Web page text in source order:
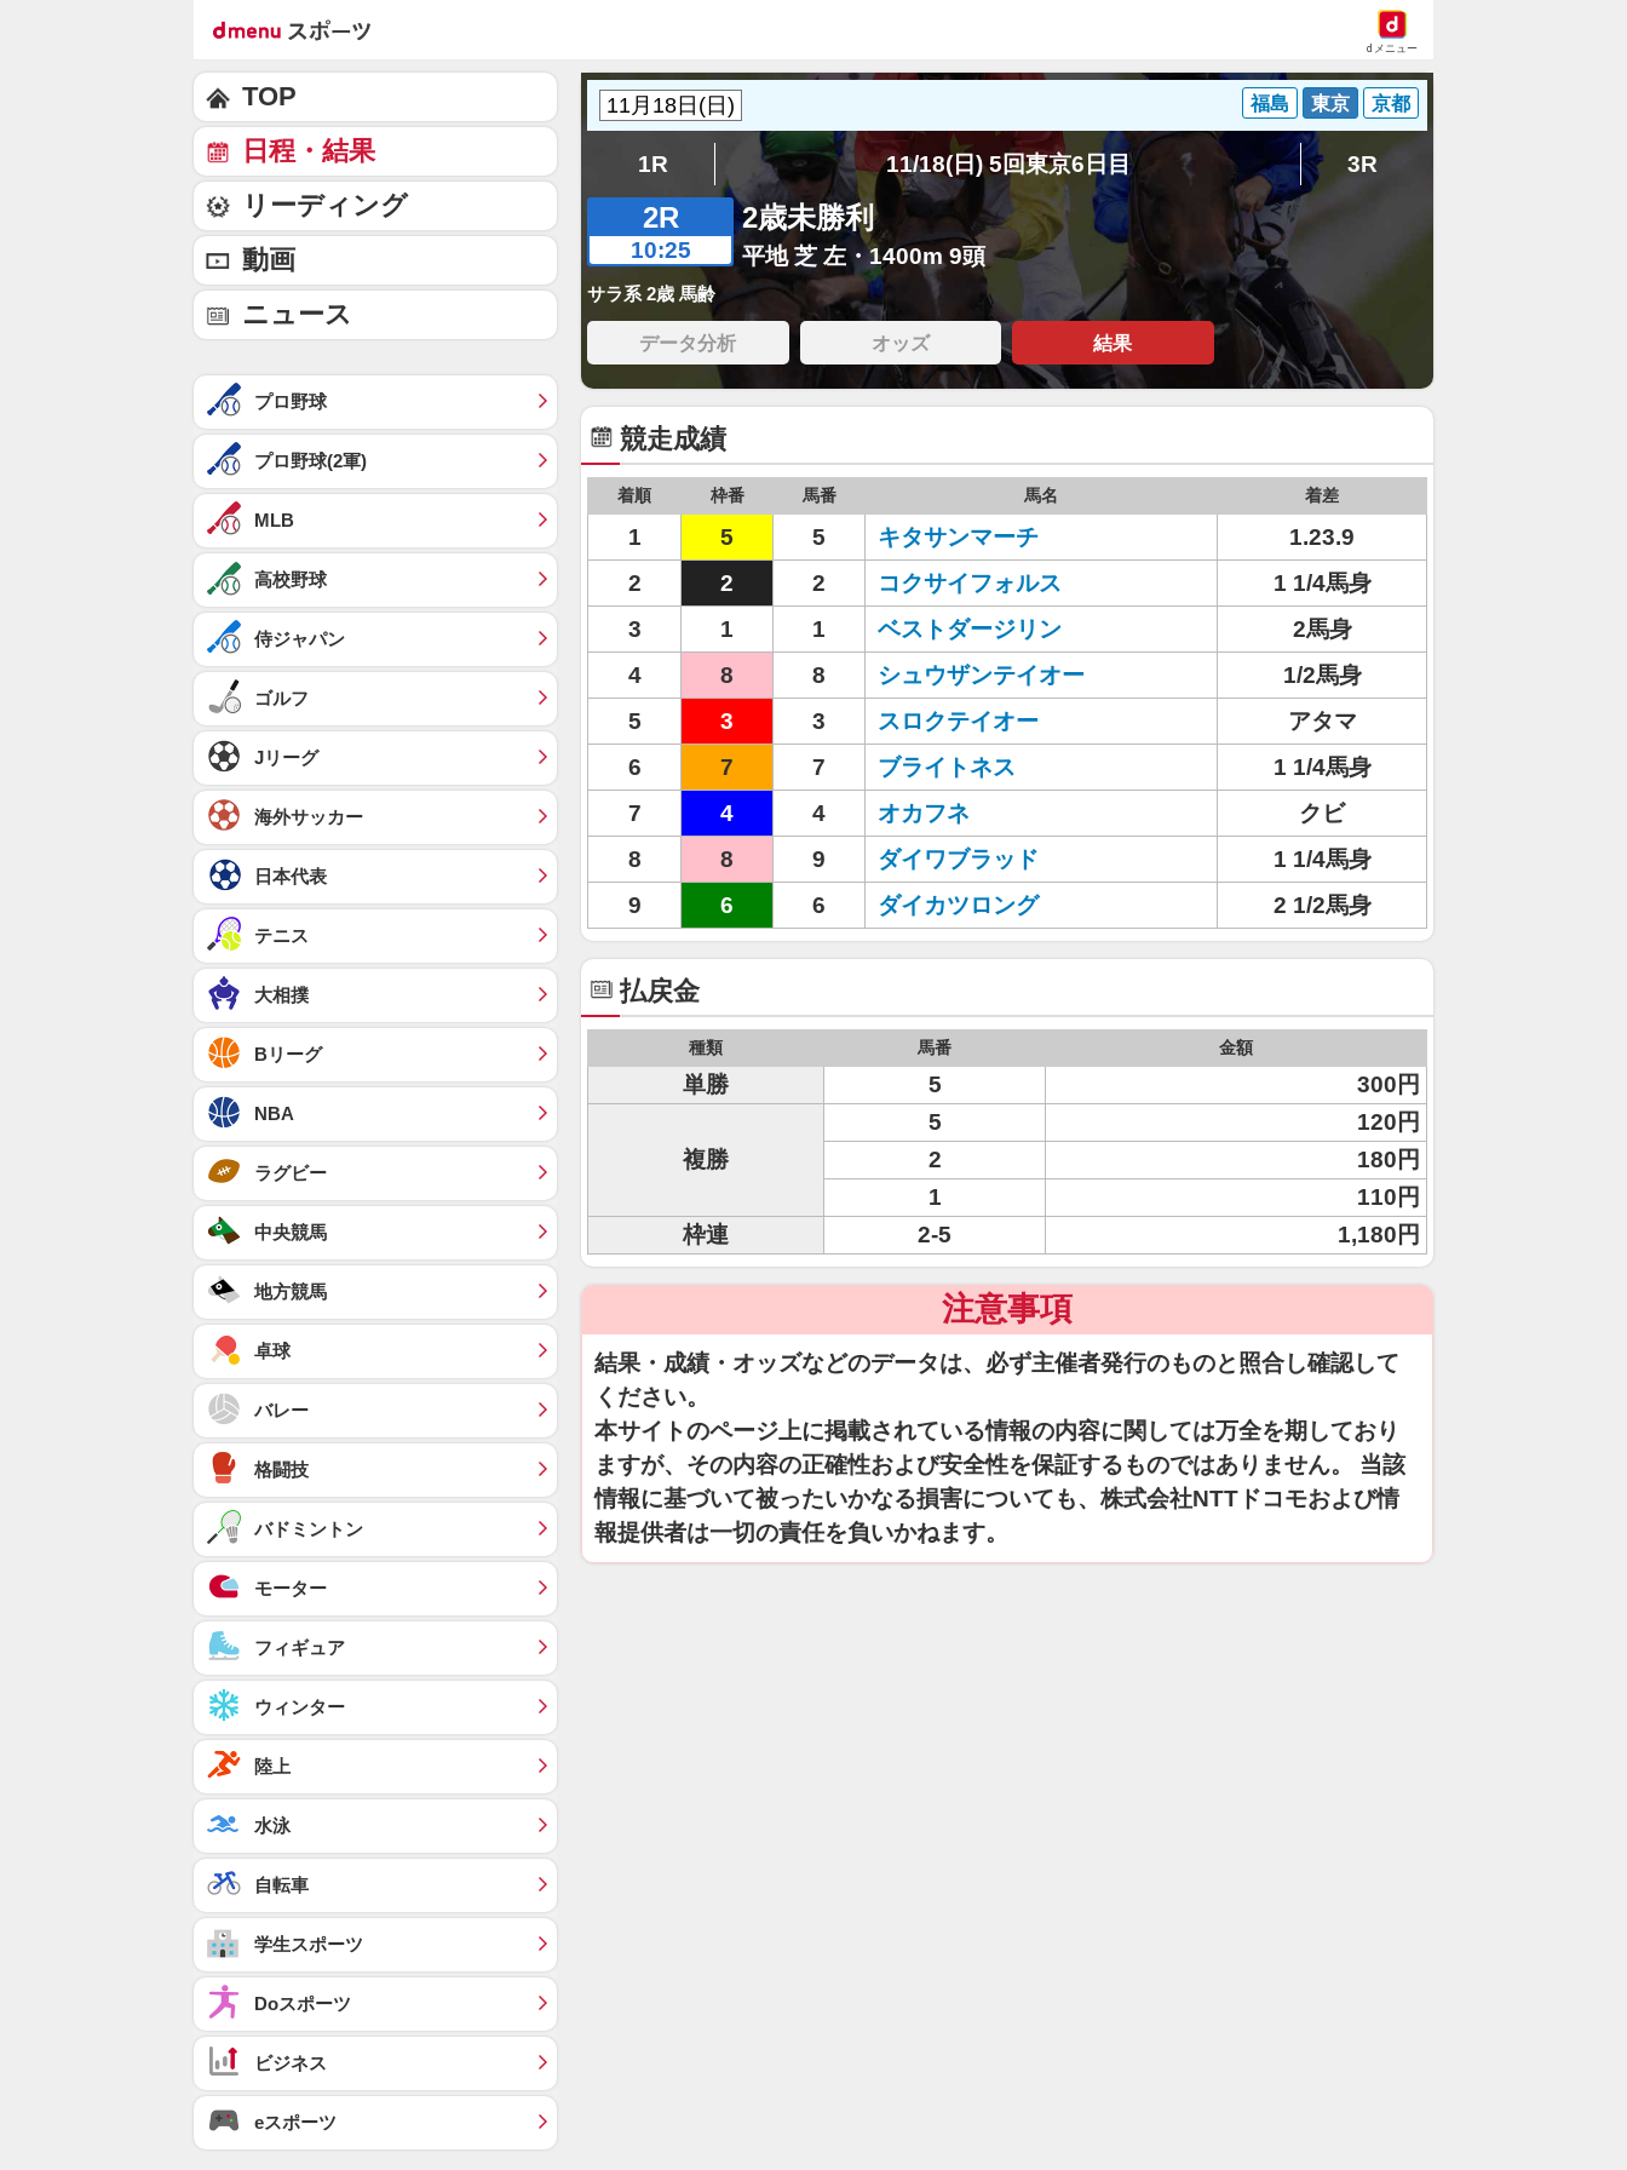
dメニュー
福島 東京 京都
1R 11/18(日) 5回東京6日目 3R
2R
10:25
2歳未勝利
平地 芝 左・1400m 9頭
サラ系 2歳 馬齢
データ分析 オッズ 結果
競走成績
着順 枠番 馬番 馬名 着差
1 5 5 キタサンマーチ
1.23.9
2
2 2 コクサイフォルス
1 1/4馬身
3
1 1 ベストダージリン
2馬身
4
8 8 シュウザンテイオー
1/2馬身
5
3 3 スロクテイオー
アタマ
6
7 7 ブライトネス
1 1/4馬身
7
4 4 オカフネ
クビ
8
8 9 ダイワブラッド
1 1/4馬身
9
6 6 ダイカツロング 2 1/2馬身
払戻金
種類 馬番 金額
単勝 5 300円
複勝
5
120円
2
180円
1
110円
枠連
2-5 1,180円
注意事項
結果・成績・オッズなどのデータは、必ず主催者発行のものと照合し確認して
ください。
本サイトのページ上に掲載されている情報の内容に関しては万全を期しており
ますが、その内容の正確性および安全性を保証するものではありません。 当該
情報に基づいて被ったいかなる損害についても、株式会社NTTドコモおよび情
報提供者は一切の責任を負いかねます。
TOP
日程・結果
リーディング
動画
ニュース
プロ野球
プロ野球(2軍)
MLB
高校野球
侍ジャパン
ゴルフ
Jリーグ
海外サッカー
日本代表
テニス
大相撲
Bリーグ
NBA
ラグビー
中央競馬
地方競馬
卓球
バレー
格闘技
バドミントン
モーター
フィギュア
ウィンター
陸上
水泳
自転車
学生スポーツ
Doスポーツ
ビジネス
eスポーツ